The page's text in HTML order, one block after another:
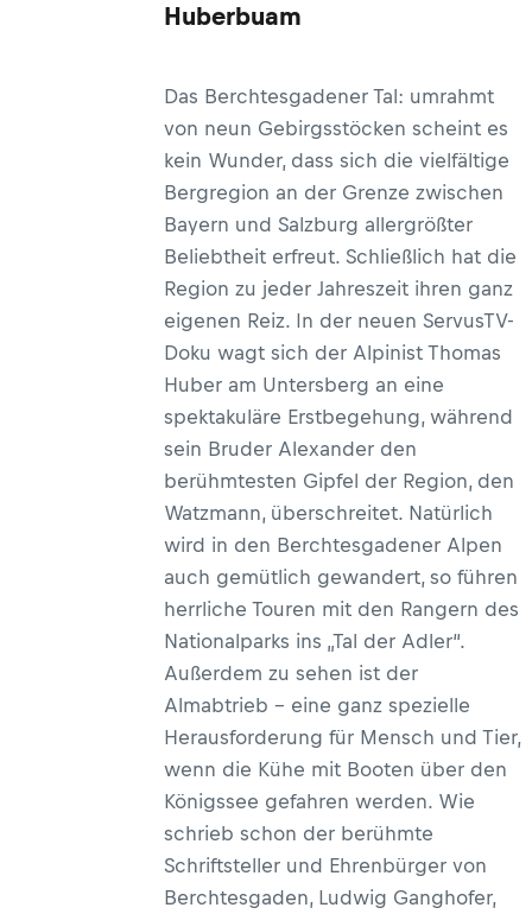
Huberbuam
Das Berchtesgadener Tal: umrahmt
von neun Gebirgsstöcken scheint es
kein Wunder, dass sich die vielfältige
Bergregion an der Grenze zwischen
Bayern und Salzburg allergrößter
Beliebtheit erfreut. Schließlich hat die
Region zu jeder Jahreszeit ihren ganz
eigenen Reiz. In der neuen ServusTV-
Doku wagt sich der Alpinist Thomas
Huber am Untersberg an eine
spektakuläre Erstbegehung, während
sein Bruder Alexander den
berühmtesten Gipfel der Region, den
Watzmann, überschreitet. Natürlich
wird in den Berchtesgadener Alpen
auch gemütlich gewandert, so führen
herrliche Touren mit den Rangern des
Nationalparks ins „Tal der Adler“.
Außerdem zu sehen ist der
Almabtrieb – eine ganz spezielle
Herausforderung für Mensch und Tier,
wenn die Kühe mit Booten über den
Königssee gefahren werden. Wie
schrieb schon der berühmte
Schriftsteller und Ehrenbürger von
Berchtesgaden, Ludwig Ganghofer,